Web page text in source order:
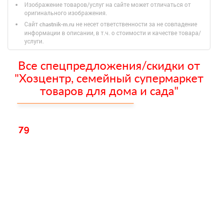
Изображение товаров/услуг на сайте может отличаться от
оригинального изображения.
Сайт chastnik-m.ru не несет ответственности за не совпадение
информации в описании, в т.ч. о стоимости и качестве товара/
услуги.
Все спецпредложения/скидки от
"Хозцентр, семейный супермаркет
товаров для дома и сада"
79